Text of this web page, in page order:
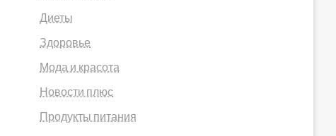
Диеты
Здоровье
Мода и красота
Новости плюс
Продукты питания